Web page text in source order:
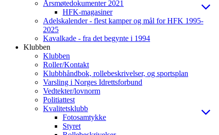
Årsmøtedokumenter 2021
HFK-magasiner
Adelskalender - flest kamper og mål for HFK 1995-
2025
Kavalkade - fra det begynte i 1994
Klubben
Klubben
Roller/Kontakt
Klubbhåndbok, rollebeskrivelser, og sportsplan
Varsling i Norges Idrettsforbund
Vedtekter/lovnorm
Politiattest
Kvalitetsklubb
Fotosamtykke
Styret